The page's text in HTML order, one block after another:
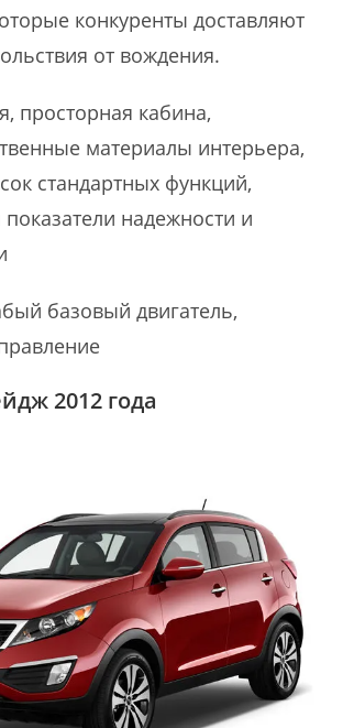
конкуренты доставляют
от вождения.
просторная кабина,
материалы интерьера,
стандартных функций,
надежности и
базовый двигатель,
2012 года